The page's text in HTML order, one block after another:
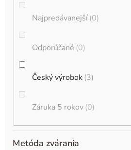
Najpredávanejší 0
Odporúčané 0
Český výrobok 3
Záruka 5 rokov 0
Metóda zvárania